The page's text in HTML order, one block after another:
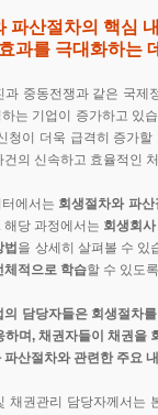
파산절차의 핵심
과를 극대화하는
과 중동전쟁과 같은 국제
는 기업이 증가하고 있
청이 더욱 급격히 증가
건의 신속하고 효율적인
에서는 회생절차와 파
해당 과정에서는 회생회
법 을 상세히 살펴볼 수 있
체적으로 학습할 수 있도
의 담당자들은 회생절차
하며, 채권자들이 채권을
파산절차와 관련한 주요
채권관리 담당자께서는